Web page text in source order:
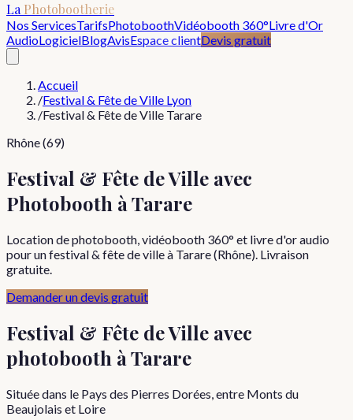
La Photobootherie
Nos ServicesTarifsPhotoboothVidéobooth 360°Livre d'Or
AudioLogicielBlogAvisEspace clientDevis gratuit
Accueil
/Festival & Fête de Ville Lyon
/Festival & Fête de Ville Tarare
Rhône (69)
Festival & Fête de Ville avec
Photobooth à Tarare
Location de photobooth, vidéobooth 360° et livre d'or audio
pour un festival & fête de ville à Tarare (Rhône). Livraison
gratuite.
Demander un devis gratuit
Festival & Fête de Ville avec
photobooth à Tarare
Située dans le Pays des Pierres Dorées, entre Monts du
Beaujolais et Loire